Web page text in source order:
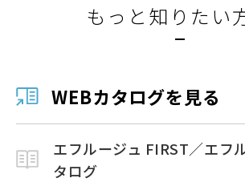
もっと知りたい
WEBカタログを見る
エフルージュ FIRST／エフ
タログ